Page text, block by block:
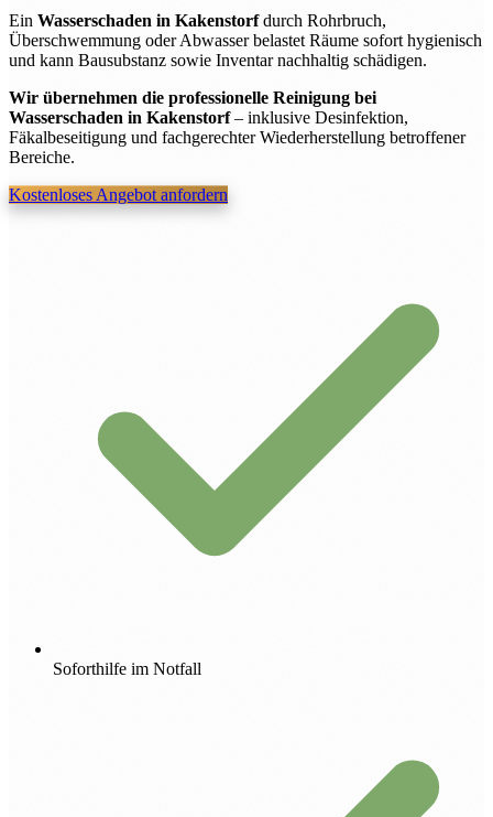
Ein Wasserschaden in Kakenstorfdurch Rohrbruch,
Überschwemmung oder Abwasser belastet Räume sofort hygienisch
und kann Bausubstanz sowie Inventar nachhaltig schädigen.
Wir übernehmen die professionelle Reinigung bei
Wasserschaden in Kakenstorf– inklusive Desinfektion,
Fäkalbeseitigung und fachgerechter Wiederherstellung betroffener
Bereiche.
Kostenloses Angebot anfordern
Soforthilfe im Notfall